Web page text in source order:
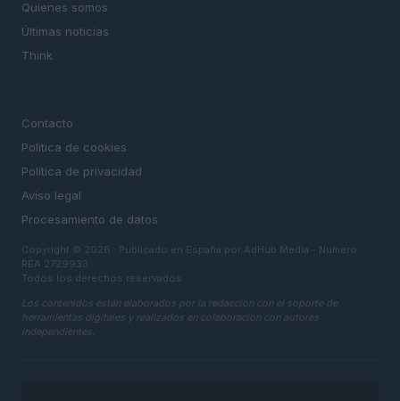
Quienes somos
Últimas noticias
Think
Contacto
Politica de cookies
Política de privacidad
Aviso legal
Procesamiento de datos
Copyright © 2026 · Publicado en España por AdHub Media - Numero
REA 2729933
Todos los derechos reservados
Los contenidos están elaborados por la redacción con el soporte de
herramientas digitales y realizados en colaboración con autores
independientes.